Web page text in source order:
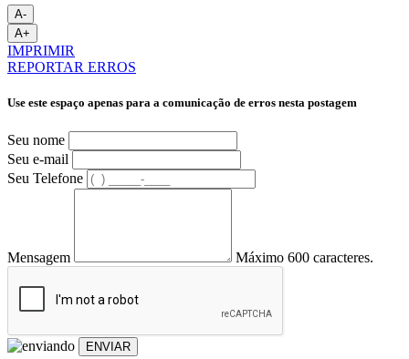
A-
A+
IMPRIMIR
REPORTAR ERROS
Use este espaço apenas para a comunicação de erros nesta postagem
Seu nome
Seu e-mail
Seu Telefone
Mensagem Máximo 600 caracteres.
ENVIAR